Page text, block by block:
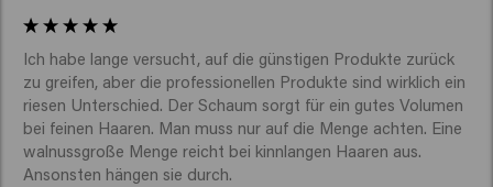
Ich habe lange versucht, auf die günstigen Produkte zurück
zu greifen, aber die professionellen Produkte sind wirklich ein
riesen Unterschied. Der Schaum sorgt für ein gutes Volumen
bei feinen Haaren. Man muss nur auf die Menge achten. Eine
walnussgroße Menge reicht bei kinnlangen Haaren aus.
Ansonsten hängen sie durch.